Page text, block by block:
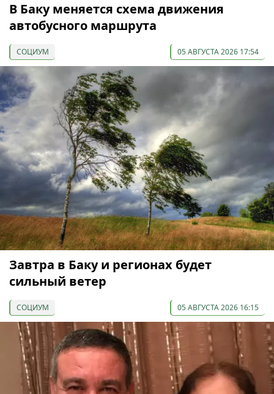
В Баку меняется схема движения
автобусного маршрута
СОЦИУМ 05 АВГУСТА 2026 17:54
Завтра в Баку и регионах будет
сильный ветер
СОЦИУМ 05 АВГУСТА 2026 16:15